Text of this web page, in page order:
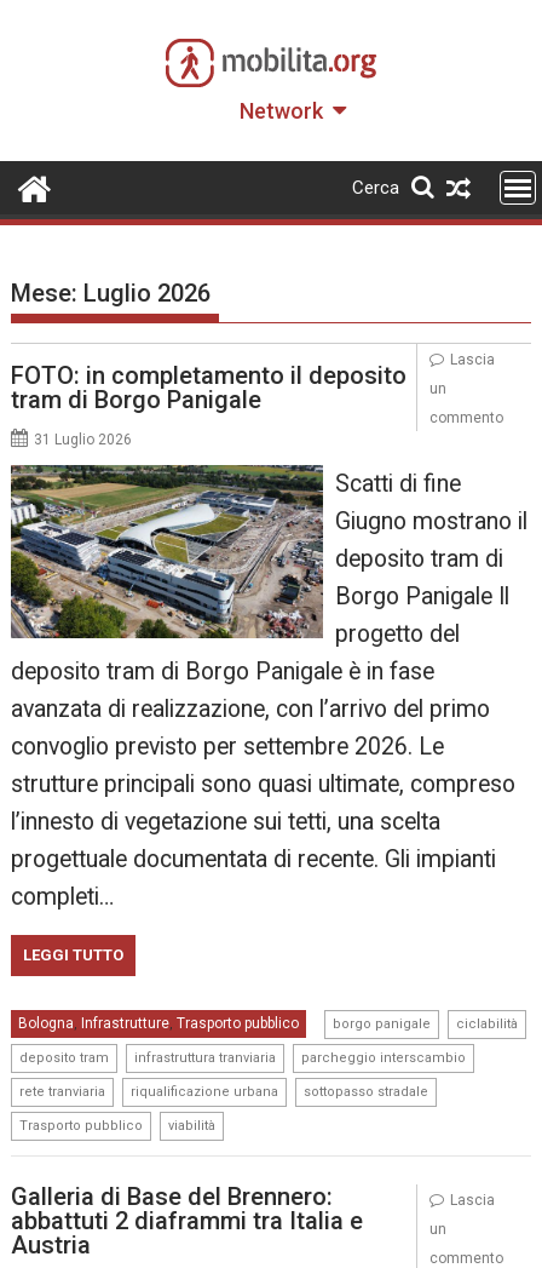
Network
Cerca
Mese: Luglio 2026
FOTO: in completamento il deposito
tram di Borgo Panigale
31 Luglio 2026
Scatti di fine
Giugno mostrano il
deposito tram di
Borgo Panigale Il
progetto del
deposito tram di Borgo Panigale è in fase
avanzata di realizzazione, con l’arrivo del primo
convoglio previsto per settembre 2026. Le
strutture principali sono quasi ultimate, compreso
l’innesto di vegetazione sui tetti, una scelta
progettuale documentata di recente. Gli impianti
completi…
LEGGI TUTTO
Bologna, Infrastrutture, Trasporto pubblico borgo panigale ciclabilità
deposito tram infrastruttura tranviaria parcheggio interscambio
rete tranviaria riqualificazione urbana sottopasso stradale
Trasporto pubblico viabilità
Lascia
un
commento
Galleria di Base del Brennero:
abbattuti 2 diaframmi tra Italia e
Austria
Lascia
un
commento